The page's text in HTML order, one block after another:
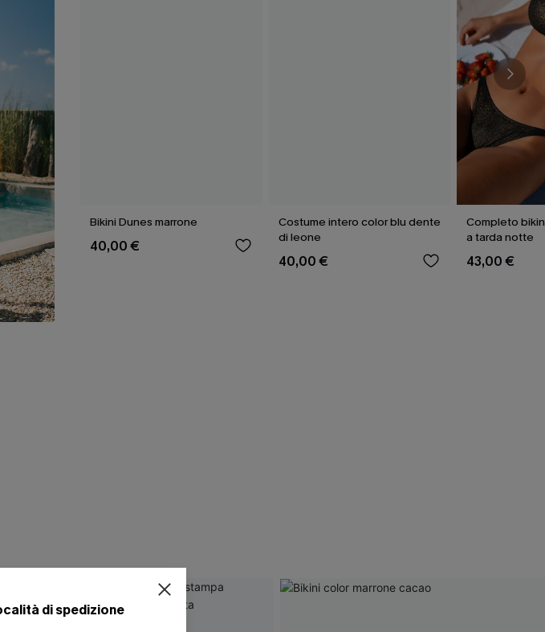
Bikini Dunes marrone
40,00 €
Costume intero color blu dente
di leone
40,00 €
Completo
a tarda notte
43,00 €
di spedizione